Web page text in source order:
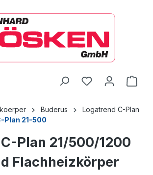
Buderus
Logatrend C-Plan
Plan 21-500
Plan 21/500/1200
Flachheizkörper